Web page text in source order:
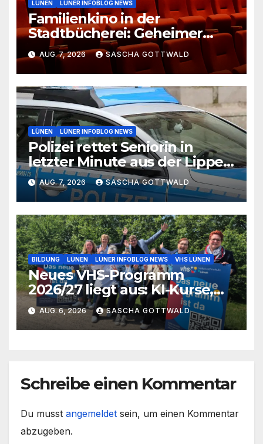
LÜNEN LÜNER INFOBLOG NEWS
Familienkino in der
Stadtbücherei: Geheimer
Film bei freiem Eintritt
AUG. 7, 2026 SASCHA GOTTWALD
LÜNEN LÜNER INFOBLOG NEWS
Polizei rettet Seniorin in
letzter Minute aus der Lippe
bei Lünen
AUG. 7, 2026 SASCHA GOTTWALD
BILDUNG LÜNEN LÜNER INFOBLOG NEWS VHS LÜNEN
Neues VHS-Programm
2026/27 liegt aus: KI-Kurse,
IGA-Guides und neue
Formate
AUG. 6, 2026 SASCHA GOTTWALD
Schreibe einen Kommentar
Du musst angemeldet sein, um einen Kommentar
abzugeben.